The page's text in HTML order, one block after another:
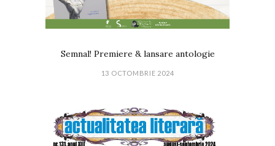
Semnal! Premiere & lansare antologie
13 OCTOMBRIE 2024